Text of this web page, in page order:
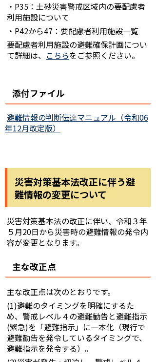
・P35：土砂災害警戒区域内の要配慮者
利用施設について
・P42から47：要配慮者利用施設一覧
要配慮者利用施設の避難確保計画につい
て詳細は、 こちらをご参照ください。
添付ファイル
避難情報の判断伝達マニュアル（令和06
年12月改定版）
災害対策基本法改正に伴う避
難情報の変更について
災害対策基本法の改正に伴い、令和３年
５月20日から災害時の避難情報の発令内
容が変更となります。
主な改正点
主な改正点は次のとおりです。
(1)避難のタイミングを明確にするた
め、警戒レベル４の避難勧告と避難指示
(緊急)を「避難指示」に一本化（現行で
避難勧告を発令しているタイミングで、
避難指示を発令する）。